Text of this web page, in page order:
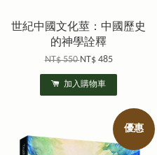
世紀中國文化莖：中國歷史
的神學詮釋
NT$ 550NT$ 485
加入購物車
優惠